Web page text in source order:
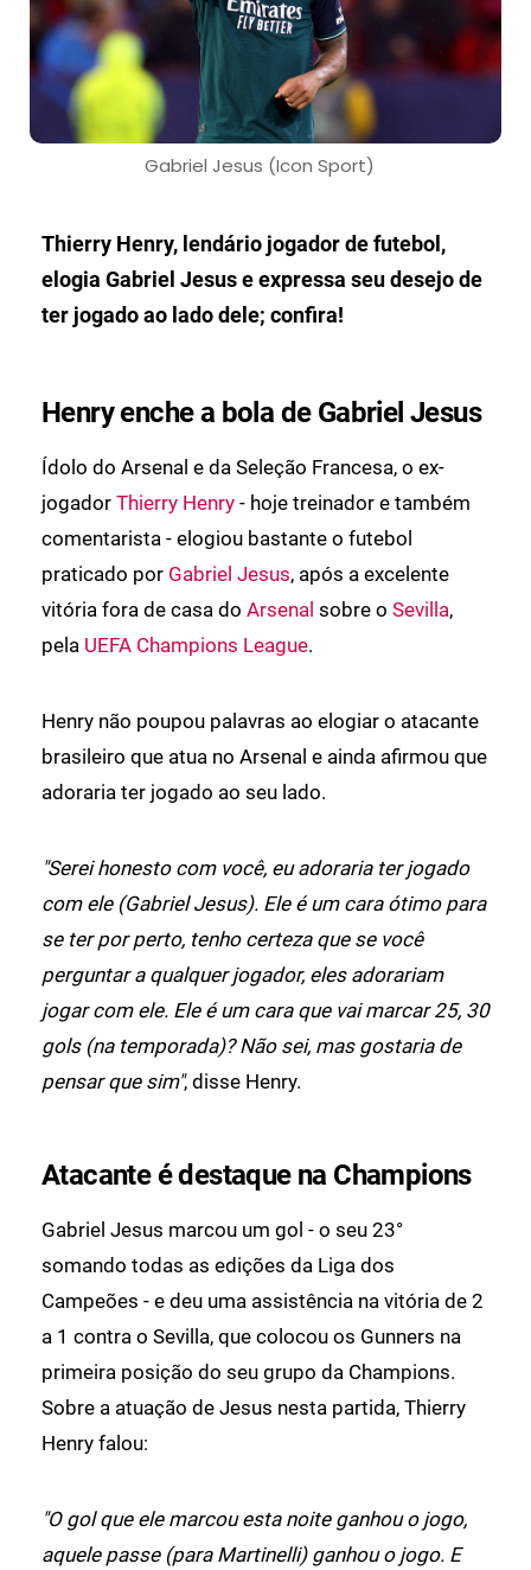
Gabriel Jesus (Icon Sport)
Thierry Henry, lendário jogador de futebol,
elogia Gabriel Jesus e expressa seu desejo de
ter jogado ao lado dele; confira!
Henry enche a bola de Gabriel Jesus
Ídolo do Arsenal e da Seleção Francesa, o ex-
jogador Thierry Henry - hoje treinador e também
comentarista - elogiou bastante o futebol
praticado por Gabriel Jesus, após a excelente
vitória fora de casa do Arsenal sobre o Sevilla,
pela UEFA Champions League.
Henry não poupou palavras ao elogiar o atacante
brasileiro que atua no Arsenal e ainda afirmou que
adoraria ter jogado ao seu lado.
"Serei honesto com você, eu adoraria ter jogado
com ele (Gabriel Jesus). Ele é um cara ótimo para
se ter por perto, tenho certeza que se você
perguntar a qualquer jogador, eles adorariam
jogar com ele. Ele é um cara que vai marcar 25, 30
gols (na temporada)? Não sei, mas gostaria de
pensar que sim", disse Henry.
Atacante é destaque na Champions
Gabriel Jesus marcou um gol - o seu 23°
somando todas as edições da Liga dos
Campeões - e deu uma assistência na vitória de 2
a 1 contra o Sevilla, que colocou os Gunners na
primeira posição do seu grupo da Champions.
Sobre a atuação de Jesus nesta partida, Thierry
Henry falou:
"O gol que ele marcou esta noite ganhou o jogo,
aquele passe (para Martinelli) ganhou o jogo. E